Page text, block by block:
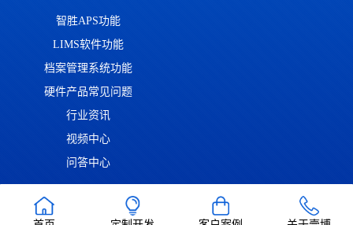
智胜APS功能
LIMS软件功能
档案管理系统功能
硬件产品常见问题
行业资讯
视频中心
问答中心
渝ICP备2022014306号 渝公网安备50011302001126号 | Copyright ©